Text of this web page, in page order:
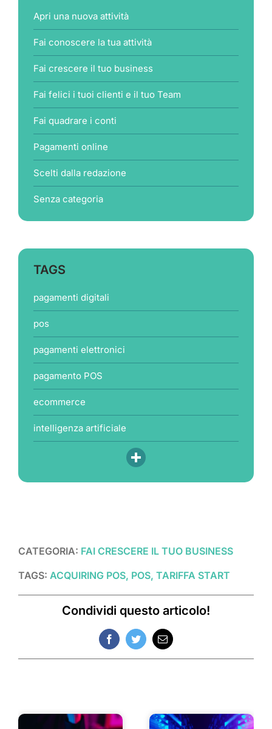
Apri una nuova attività
Fai conoscere la tua attività
Fai crescere il tuo business
Fai felici i tuoi clienti e il tuo Team
Fai quadrare i conti
Pagamenti online
Scelti dalla redazione
Senza categoria
TAGS
pagamenti digitali
pos
pagamenti elettronici
pagamento POS
ecommerce
intelligenza artificiale
CATEGORIA: FAI CRESCERE IL TUO BUSINESS
TAGS: ACQUIRING POS, POS, TARIFFA START
Condividi questo articolo!
FacebookTwitterEmail